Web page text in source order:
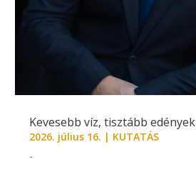
Kevesebb víz, tisztább edények
2026. július 16. | KUTATÁS
-